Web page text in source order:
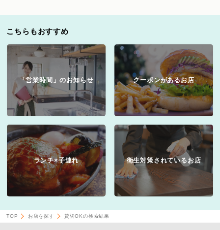
こちらもおすすめ
「営業時間」のお知らせ クーポンがあるお店
ランチ×子連れ 衛生対策されているお店
TOP お店を探す 貸切OKの検索結果